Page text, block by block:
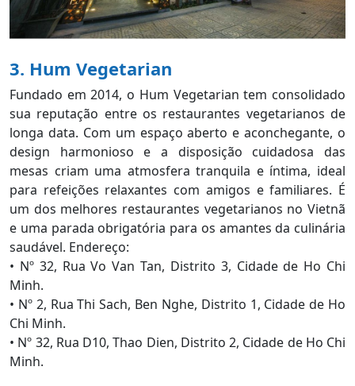
3. Hum Vegetarian
Fundado em 2014, o Hum Vegetarian tem consolidado
sua reputação entre os restaurantes vegetarianos de
longa data. Com um espaço aberto e aconchegante, o
design harmonioso e a disposição cuidadosa das
mesas criam uma atmosfera tranquila e íntima, ideal
para refeições relaxantes com amigos e familiares. É
um dos melhores restaurantes vegetarianos no Vietnã
e uma parada obrigatória para os amantes da culinária
saudável. Endereço:
• Nº 32, Rua Vo Van Tan, Distrito 3, Cidade de Ho Chi
Minh.
• Nº 2, Rua Thi Sach, Ben Nghe, Distrito 1, Cidade de Ho
Chi Minh.
• Nº 32, Rua D10, Thao Dien, Distrito 2, Cidade de Ho Chi
Minh.